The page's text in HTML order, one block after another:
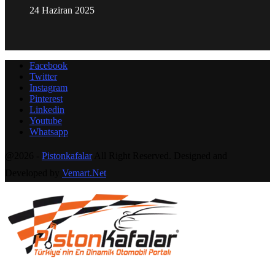
24 Haziran 2025
Facebook
Twitter
Instagram
Pinterest
Linkedin
Youtube
Whatsapp
PistonkafalarAll Right Reserved. Designed and
Vemart.Net